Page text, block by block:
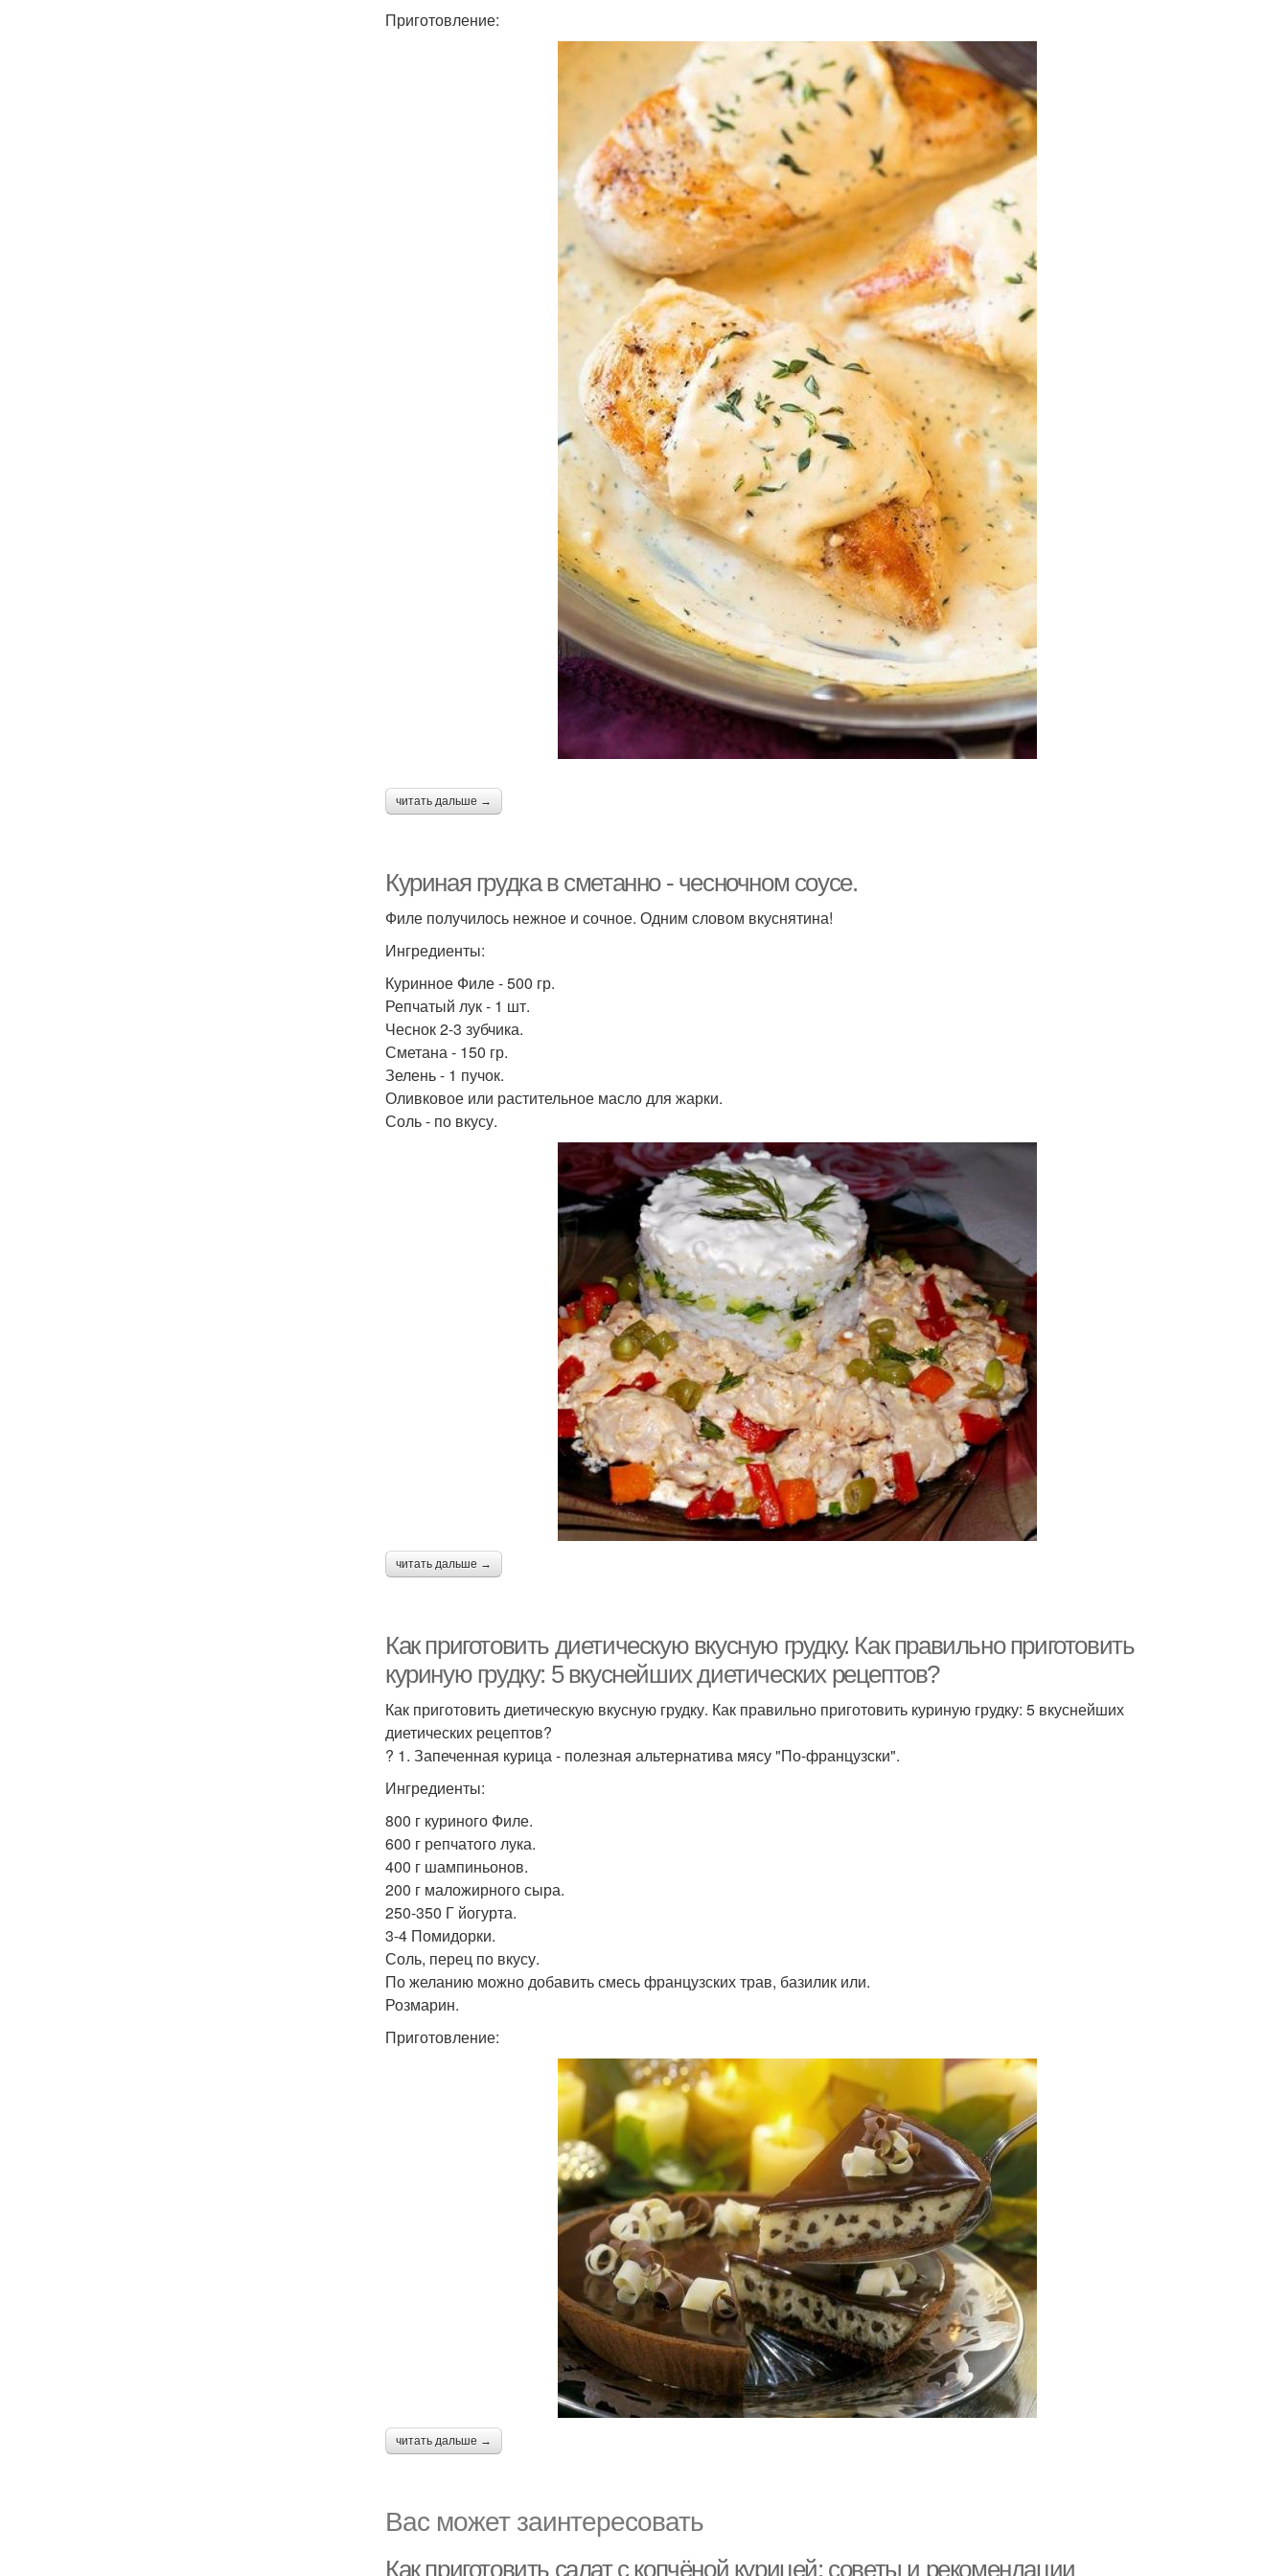
Приготовление:
читать дальше →
Куриная грудка в сметанно - чесночном соусе.
Филе получилось нежное и сочное. Одним словом вкуснятина!
Ингредиенты:
Куринное Филе - 500 гр.
Репчатый лук - 1 шт.
Чеснок 2-3 зубчика.
Сметана - 150 гр.
Зелень - 1 пучок.
Оливковое или растительное масло для жарки.
Соль - по вкусу.
читать дальше →
Как приготовить диетическую вкусную грудку. Как правильно приготовить
куриную грудку: 5 вкуснейших диетических рецептов?
Как приготовить диетическую вкусную грудку. Как правильно приготовить куриную грудку: 5 вкуснейших
диетических рецептов?
? 1. Запеченная курица - полезная альтернатива мясу "По-французски".
Ингредиенты:
800 г куриного Филе.
600 г репчатого лука.
400 г шампиньонов.
200 г маложирного сыра.
250-350 Г йогурта.
3-4 Помидорки.
Соль, перец по вкусу.
По желанию можно добавить смесь французских трав, базилик или.
Розмарин.
Приготовление:
читать дальше →
Вас может заинтересовать
Как приготовить салат с копчёной курицей: советы и рекомендации